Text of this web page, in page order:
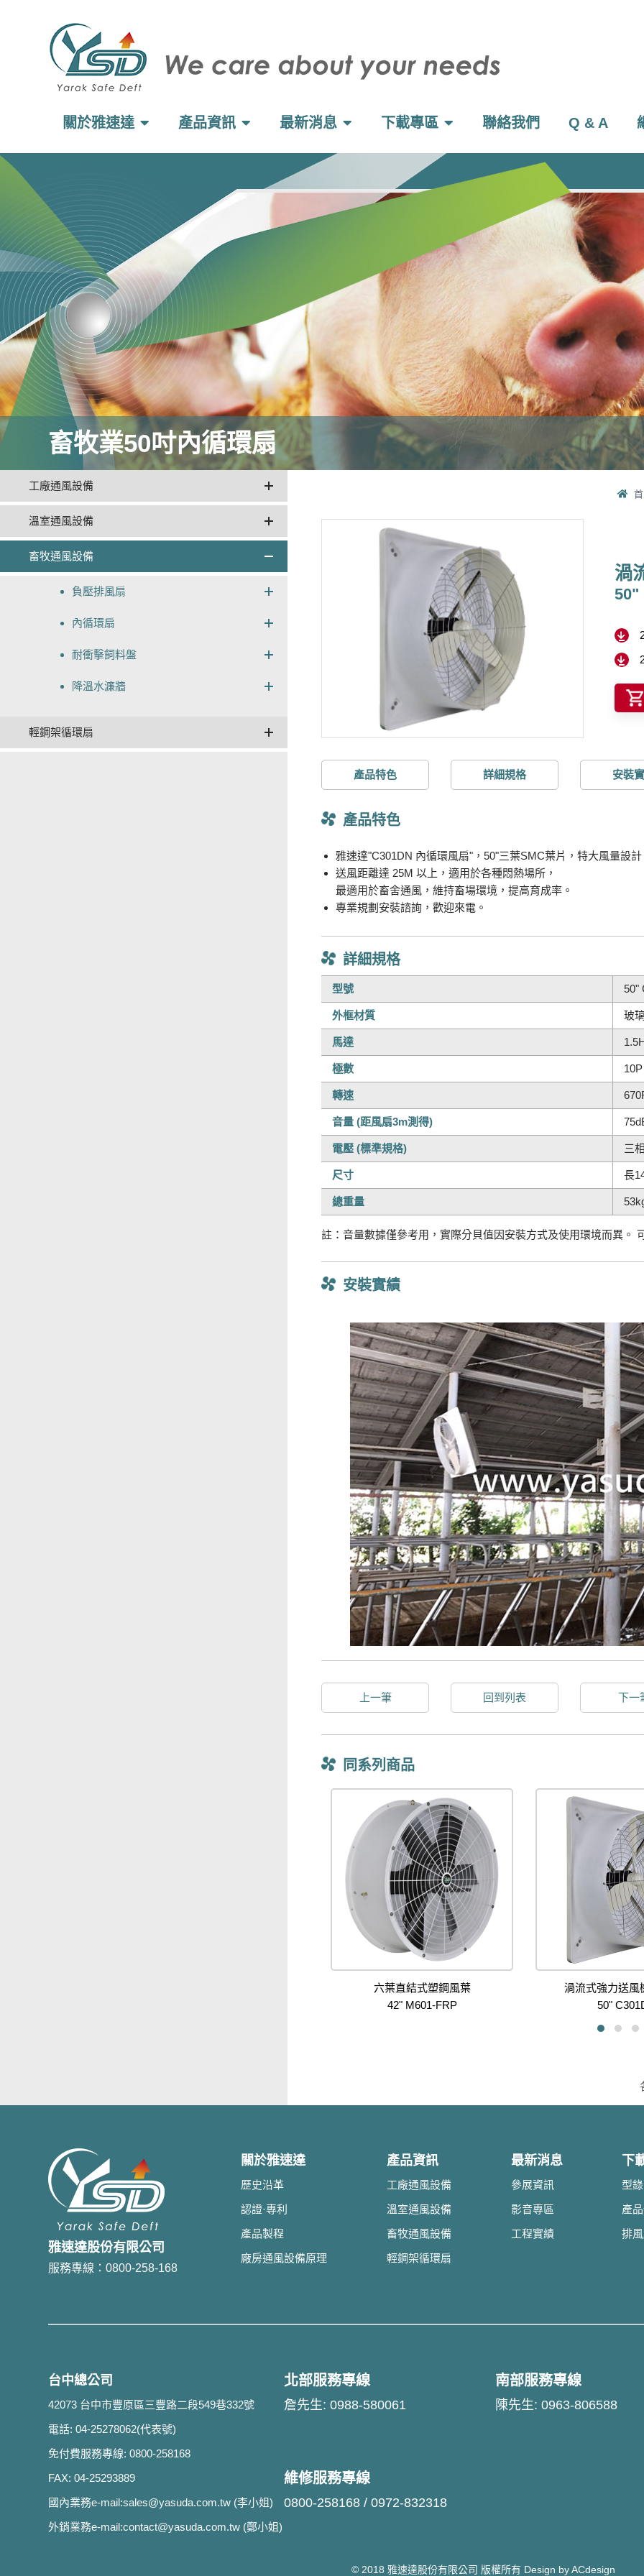
關於雅速達 產品資訊 最新消息 下載專區 聯絡我們 Q & A
畜牧業50吋內循環扇
工廠通風設備
溫室通風設備
畜牧通風設備
負壓排風扇
內循環扇
耐衝擊飼料盤
降溫水濂牆
輕鋼架循環扇
渦
50"
產品特色 詳細規格 安裝
產品特色
雅速達"C301DN 內循環風扇"，50"三葉SMC葉片，特大風量設
送風距離達 25M 以上，適用於各種悶熱場所，
最適用於畜舍通風，維持畜場環境，提高育成率。
專業規劃安裝諮詢，歡迎來電。
詳細規格
型號 50"
外框材質 玻
馬達
極數 10P
轉速
音量 (距風扇3m測得)
電壓 (標準規格) 三
尺寸 長
總重量
註：音量數據僅參考用，實際分貝值因安裝方式及使用環境而異。
安裝實績
上一筆 回到列表 下一
同系列商品
六葉直結式塑鋼風葉
42" M601-FRP
渦流式強力送風
50"
雅速達股份有限公司
服務專線：0800-258-168
關於雅速達
歷史沿革
認證·專利
產品製程
廠房通風設備原理
產品資訊
工廠通風設備
溫室通風設備
畜牧通風設備
輕鋼架循環扇
最新消息
參展資訊
影音專區
工程實績
下
型
產
排
台中總公司
42073 台中市豐原區三豐路二段549巷332號
電話: 04-25278062(代表號)
免付費服務專線: 0800-258168
FAX: 04-25293889
國內業務e-mail:sales@yasuda.com.tw (李小姐)
外銷業務e-mail:contact@yasuda.com.tw (鄭小姐)
北部服務專線
詹先生: 0988-580061
南部服務專線
陳先生: 0963-806588
維修服務專線
0800-258168 / 0972-832318
© 2018 雅速達股份有限公司 版權所有 Design by ACdesign